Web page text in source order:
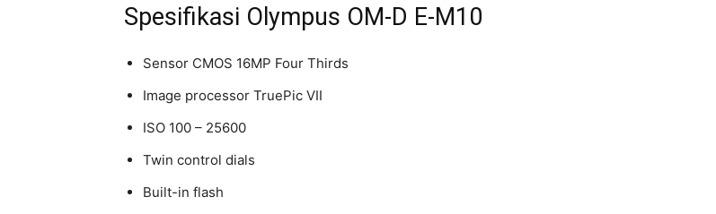
Spesifikasi Olympus OM-D E-M10
Sensor CMOS 16MP Four Thirds
Image processor TruePic VII
ISO 100 – 25600
Twin control dials
Built-in flash